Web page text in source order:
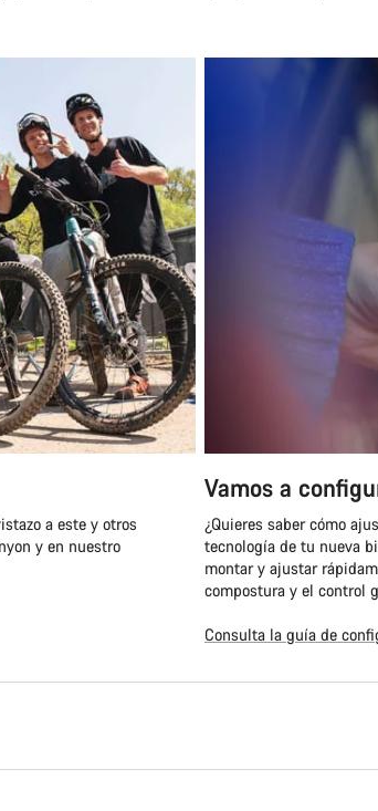
a este y otros
y en nuestro
Vamos a
¿Quieres saber cómo
tecnología de tu nueva
montar y ajustar
compostura y el control
Consulta la guía de